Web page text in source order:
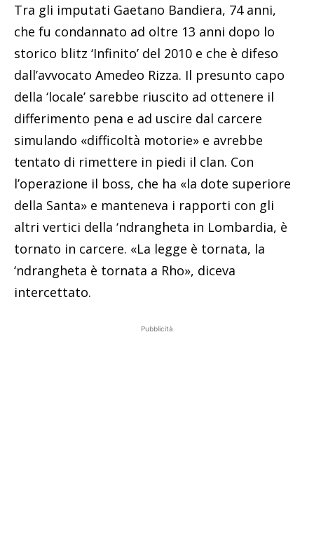
Tra gli imputati Gaetano Bandiera, 74 anni,
che fu condannato ad oltre 13 anni dopo lo
storico blitz ‘Infinito’ del 2010 e che è difeso
dall’avvocato Amedeo Rizza. Il presunto capo
della ‘locale’ sarebbe riuscito ad ottenere il
differimento pena e ad uscire dal carcere
simulando «difficoltà motorie» e avrebbe
tentato di rimettere in piedi il clan. Con
l’operazione il boss, che ha «la dote superiore
della Santa» e manteneva i rapporti con gli
altri vertici della ‘ndrangheta in Lombardia, è
tornato in carcere. «La legge è tornata, la
‘ndrangheta è tornata a Rho», diceva
intercettato.
Pubblicità